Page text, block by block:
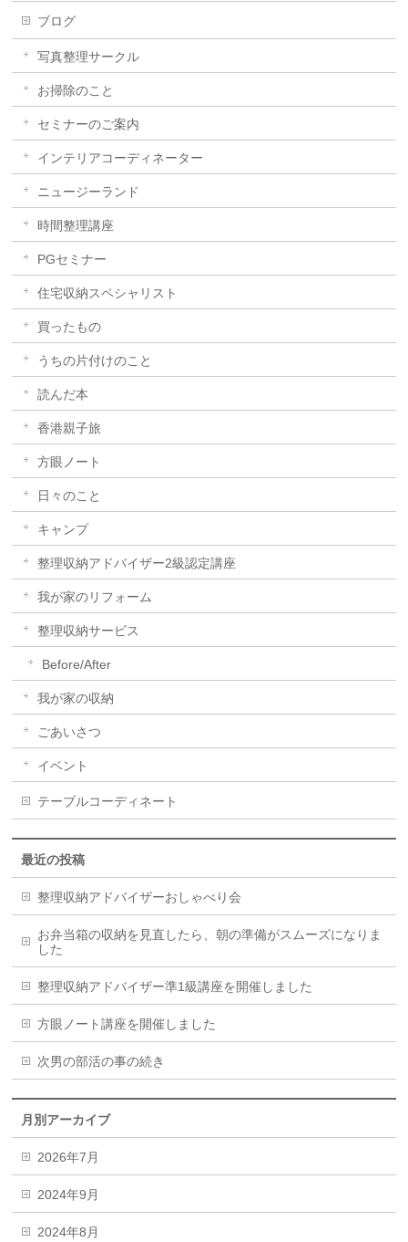
ブログ
写真整理サークル
お掃除のこと
セミナーのご案内
インテリアコーディネーター
ニュージーランド
時間整理講座
PGセミナー
住宅収納スペシャリスト
買ったもの
うちの片付けのこと
読んだ本
香港親子旅
方眼ノート
日々のこと
キャンプ
整理収納アドバイザー2級認定講座
我が家のリフォーム
整理収納サービス
Before/After
我が家の収納
ごあいさつ
イベント
テーブルコーディネート
最近の投稿
整理収納アドバイザーおしゃべり会
お弁当箱の収納を見直したら、朝の準備がスムーズになりま
した
整理収納アドバイザー準1級講座を開催しました
方眼ノート講座を開催しました
次男の部活の事の続き
月別アーカイブ
2026年7月
2024年9月
2024年8月